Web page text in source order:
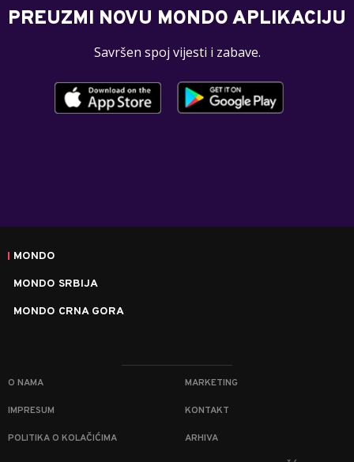
PREUZMI NOVU MONDO APLIKACIJU
Savršen spoj vijesti i zabave.
MONDO
MONDO SRBIJA
MONDO CRNA GORA
O NAMA MARKETING
IMPRESUM KONTAKT
POLITIKA O KOLAČIĆIMA ARHIVA